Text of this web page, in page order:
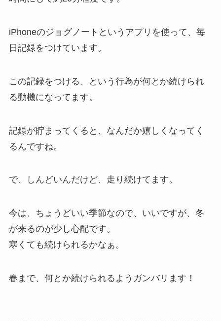
iPhoneのジョグノートというアプリを使って、毎
日記録をつけています。
この記録をつける、という行為が何とか続けられ
る動機になってます。
記録が貯まってくると、なんだか嬉しくなってく
るんですね。
で、しんどいんだけど、走り続けてます。
今は、ちょうどいい季節なので、いいですが、冬
が来るのが少し心配です。
寒くても続けられるかなぁ。
春まで、何とか続けられるようガンバリます！